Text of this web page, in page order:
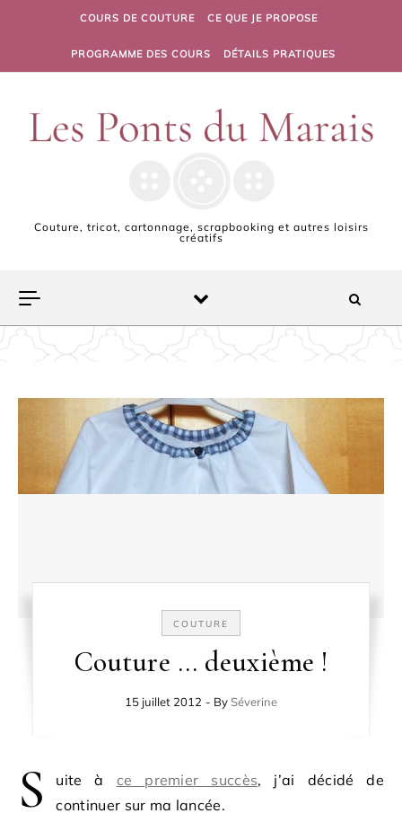
Skip to contentCOURS DE COUTURE CE QUE JE PROPOSE
PROGRAMME DES COURS DÉTAILS PRATIQUES
Couture, tricot, cartonnage, scrapbooking et autres loisirs
créatifs
COUTURE
Couture … deuxième !
15 juillet 2012 - By Séverine
S uite à ce premier succès, j’ai décidé de
continuer sur ma lancée.